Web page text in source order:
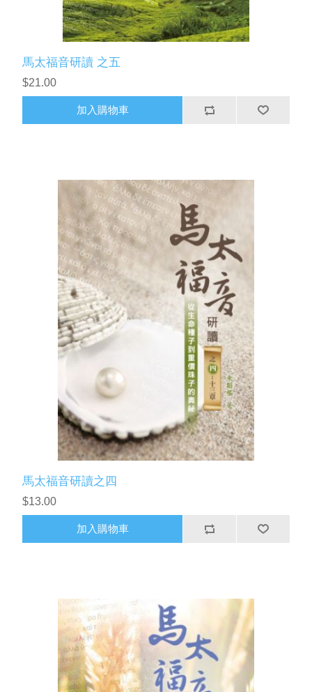
馬太福音研讀 之五
$21.00
加入購物車
馬太福音研讀之四
$13.00
加入購物車